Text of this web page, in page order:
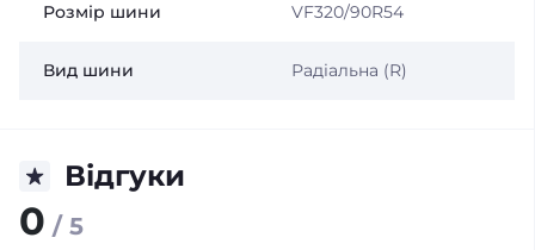
Розмір шини VF320/90R54
Вид шини Радіальна (R)
Відгуки
0 / 5